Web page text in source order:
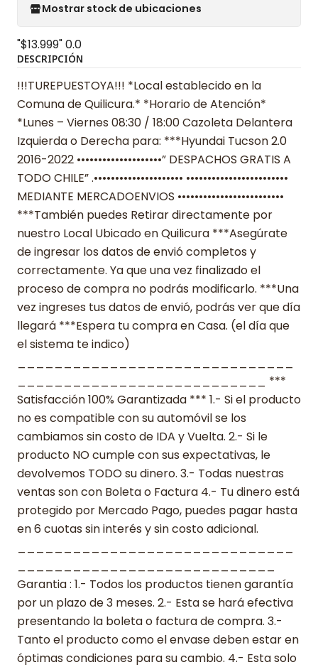
Mostrar stock de ubicaciones
"$13.999"0.0
DESCRIPCIÓN
!!!TUREPUESTOYA!!! *Local establecido en la
Comuna de Quilicura.* *Horario de Atención*
*Lunes – Viernes 08:30 / 18:00 Cazoleta Delantera
Izquierda o Derecha para: ***Hyundai Tucson 2.0
2016-2022 ••••••••••••••••••••” DESPACHOS GRATIS A
TODO CHILE” .••••••••••••••••••••• ••••••••••••••••••••••••
MEDIANTE MERCADOENVIOS •••••••••••••••••••••••••
***También puedes Retirar directamente por
nuestro Local Ubicado en Quilicura ***Asegúrate
de ingresar los datos de envió completos y
correctamente. Ya que una vez finalizado el
proceso de compra no podrás modificarlo. ***Una
vez ingreses tus datos de envió, podrás ver que día
llegará ***Espera tu compra en Casa. (el día que
el sistema te indico)
___________________________ ***
Satisfacción 100% Garantizada *** 1.- Si el producto
no es compatible con su automóvil se los
cambiamos sin costo de IDA y Vuelta. 2.- Si le
producto NO cumple con sus expectativas, le
devolvemos TODO su dinero. 3.- Todas nuestras
ventas son con Boleta o Factura 4.- Tu dinero está
protegido por Mercado Pago, puedes pagar hasta
en 6 cuotas sin interés y sin costo adicional.
Garantia : 1.- Todos los productos tienen garantía
por un plazo de 3 meses. 2.- Esta se hará efectiva
presentando la boleta o factura de compra. 3.-
Tanto el producto como el envase deben estar en
óptimas condiciones para su cambio. 4.- Esta solo